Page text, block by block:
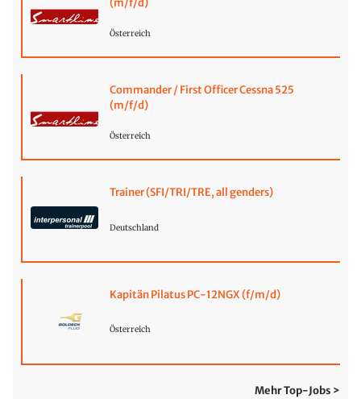
(m/f/d)
Österreich
Commander / First Officer Cessna 525
(m/f/d)
Österreich
Trainer (SFI/TRI/TRE, all genders)
Deutschland
Kapitän Pilatus PC-12NGX (f/m/d)
Österreich
Mehr Top-Jobs >